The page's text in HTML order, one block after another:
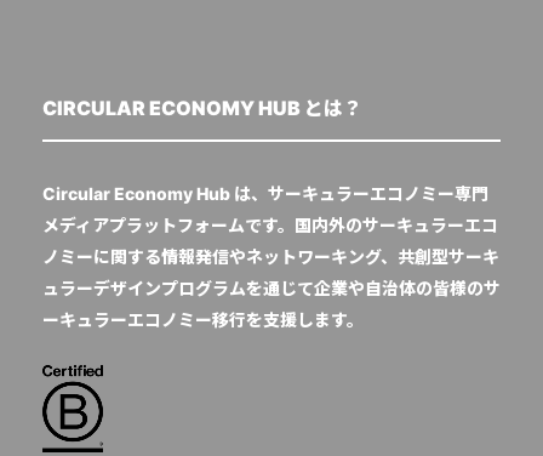
CIRCULAR ECONOMY HUB とは？
Circular Economy Hub は、サーキュラーエコノミー専門
メディアプラットフォームです。国内外のサーキュラーエコ
ノミーに関する情報発信やネットワーキング、共創型サーキ
ュラーデザインプログラムを通じて企業や自治体の皆様のサ
ーキュラーエコノミー移行を支援します。